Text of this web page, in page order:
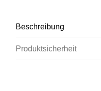
Beschreibung
Produktsicherheit